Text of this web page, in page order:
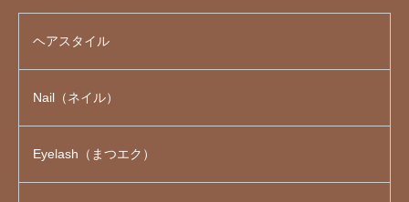
ヘアスタイル
Nail（ネイル）
Eyelash（まつエク）